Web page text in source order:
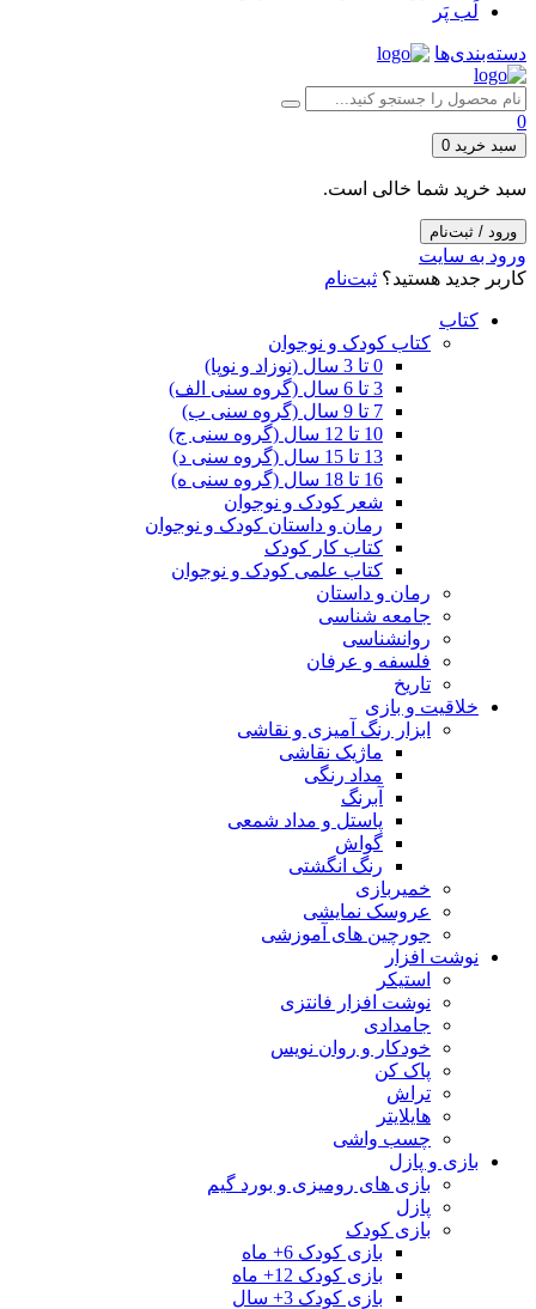
لَب پَر
دسته‌بندی‌ها
0
سبد خرید 0
سبد خرید شما خالی است.
ورود / ثبت‌نام
ورود به سایت
کاربر جدید هستید؟ ثبت‌نام
کتاب
کتاب کودک و نوجوان
0 تا 3 سال (نوزاد و نوپا)
3 تا 6 سال (گروه سنی الف)
7 تا 9 سال (گروه سنی ب)
10 تا 12 سال (گروه سنی ج)
13 تا 15 سال (گروه سنی د)
16 تا 18 سال (گروه سنی ه)
شعر کودک و نوجوان
رمان و داستان کودک و نوجوان
کتاب کار کودک
کتاب علمی کودک و نوجوان
رمان و داستان
جامعه شناسی
روانشناسی
فلسفه و عرفان
تاریخ
خلاقیت و بازی
ابزار رنگ آمیزی و نقاشی
ماژیک نقاشی
مداد رنگی
آبرنگ
پاستل و مداد شمعی
گواش
رنگ انگشتی
خمیربازی
عروسک نمایشی
جورچین های آموزشی
نوشت افزار
استیکر
نوشت افزار فانتزی
جامدادی
خودکار و روان نویس
پاک کن
تراش
هایلایتر
چسب واشی
بازی و پازل
بازی های رومیزی و بورد گیم
پازل
بازی کودک
بازی کودک 6+ ماه
بازی کودک 12+ ماه
بازی کودک 3+ سال